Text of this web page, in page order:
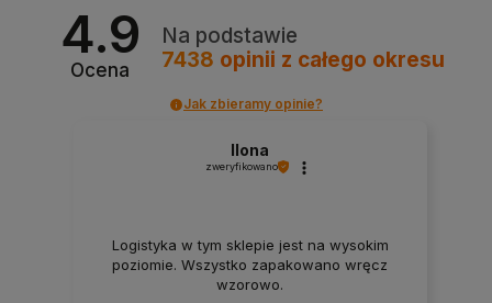
4.9
Ocena
Na podstawie
7438 opinii z całego okresu
Jak zbieramy opinie?
Ilona
zweryfikowano
Logistyka w tym sklepie jest na wysokim
poziomie. Wszystko zapakowano wręcz
wzorowo.